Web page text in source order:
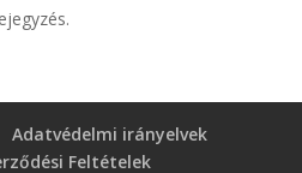
Adatvédelmi irányelvek
Feltételek